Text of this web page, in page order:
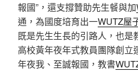
報國”，還支撐贊助先生餐與加
通，為國度培育出一WUTZ屋
既是先生生長的引路人，也是
高校黃年夜年式教員團隊創立
年夜我、至誠報國，教書